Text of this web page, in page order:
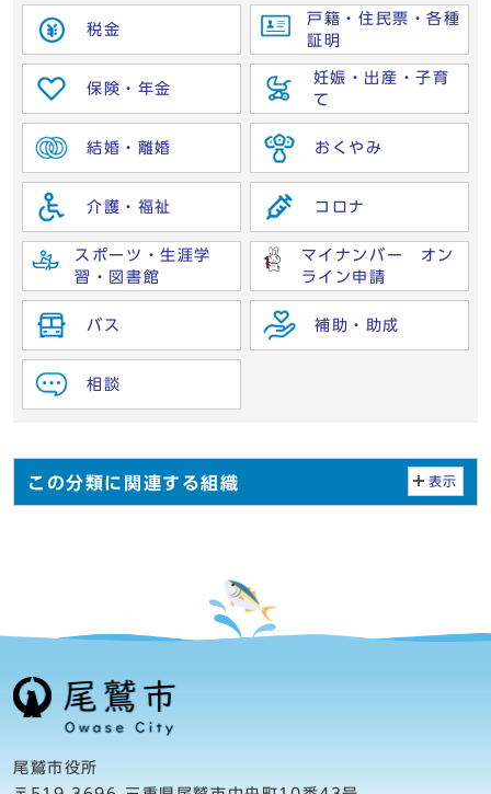
税金
戸籍・住民票・各種
証明
保険・年金
妊娠・出産・子育
て
結婚・離婚 おくやみ
介護・福祉 コロナ
スポーツ・生涯学
習・図書館
マイナンバー オン
ライン申請
バス 補助・助成
相談
この分類に関連する組織 表示
尾鷲市役所